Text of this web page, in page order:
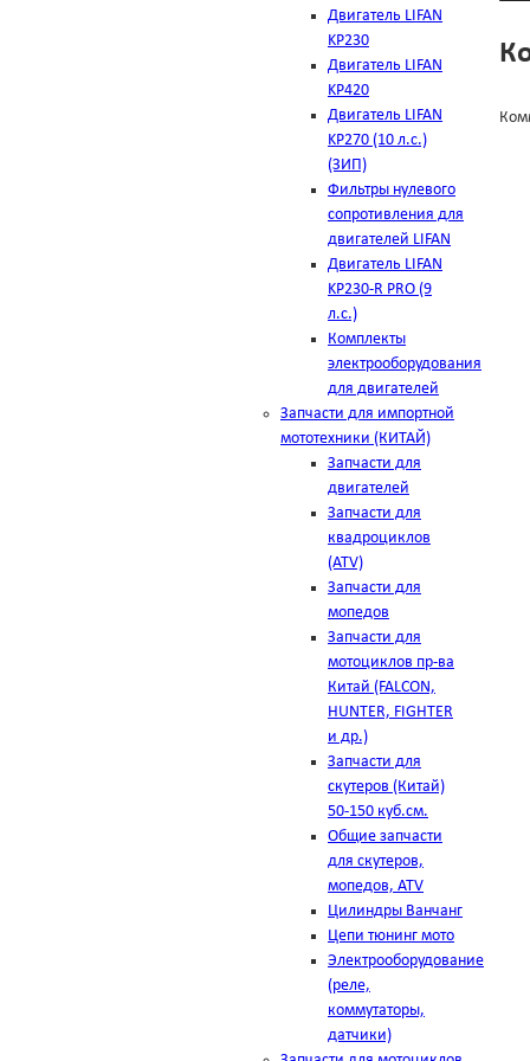
Двигатель LIFAN
KP230
Двигатель LIFAN
KP420
Двигатель LIFAN
KP270 (10 л.с.)
(ЗИП)
Фильтры нулевого
сопротивления для
двигателей LIFAN
Двигатель LIFAN
KP230-R PRO (9
л.с.)
Комплекты
электрооборудования
для двигателей
Запчасти для импортной
мототехники (КИТАЙ)
Запчасти для
двигателей
Запчасти для
квадроциклов
(ATV)
Запчасти для
мопедов
Запчасти для
мотоциклов пр-ва
Китай (FALCON,
HUNTER, FIGHTER
и др.)
Запчасти для
скутеров (Китай)
50-150 куб.см.
Общие запчасти
для скутеров,
мопедов, ATV
Цилиндры Ванчанг
Цепи тюнинг мото
Электрооборудование
(реле,
коммутаторы,
датчики)